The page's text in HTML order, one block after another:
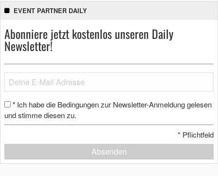
EVENT PARTNER DAILY
Abonniere jetzt kostenlos unseren Daily
Newsletter!
* Ich habe die Bedingungen zur Newsletter-Anmeldung gelesen
und stimme diesen zu.
* Pflichtfeld
Absenden